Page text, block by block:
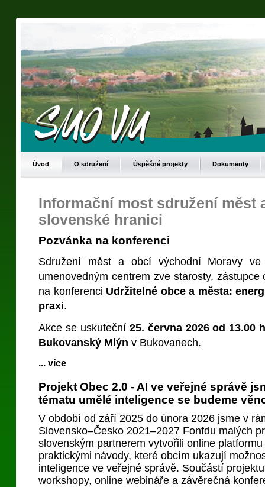
Úvod O sdružení Úspěšné projekty Dokumenty
Informační most sdružení měst
slovenské hranici
Pozvánka na konferenci
Sdružení měst a obcí východní Moravy ve
umenovedným centrem zve starosty,
na konferenci Udržitelné obce a města:
praxi.
Akce se uskuteční 25. června 2026 od 13.00
Bukovanský Mlýn v Bukovanech.
... více
Projekt Obec 2.0 - AI ve veřejné správě
tématu umělé inteligence se budeme
V období od září 2025 do února 2026 jsme v
Slovensko–Česko 2021–2027 Fonfdu malých
slovenským partnerem vytvořili online
praktickými návody, které obcím ukazují
inteligence ve veřejné správě. Součástí
workshopy, online webináře a závěrečná